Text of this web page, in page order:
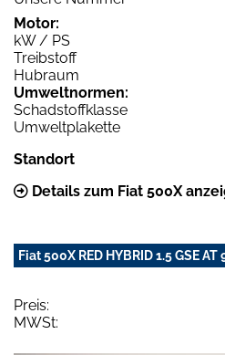
Motor:
kW / PS
Treibstoff
Hubraum
Umweltnormen:
Schadstoffklasse
Umweltplakette
Standort
Details zum Fiat 500X
Fiat 500X RED HYBRID 1.5 GSE AT
Preis:
MWSt: